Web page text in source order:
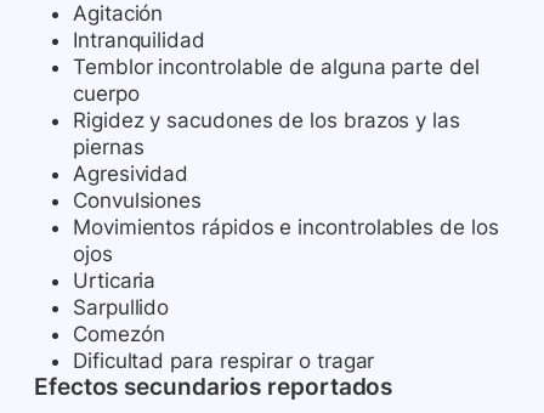
Agitación
Intranquilidad
Temblor incontrolable de alguna parte del
cuerpo
Rigidez y sacudones de los brazos y las
piernas
Agresividad
Convulsiones
Movimientos rápidos e incontrolables de los
ojos
Urticaria
Sarpullido
Comezón
Dificultad para respirar o tragar
Efectos secundarios reportados